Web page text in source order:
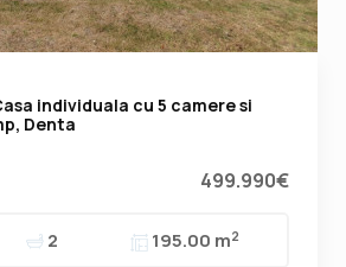
individuala cu 5 camere si
Denta
499.990€
2 195.00 m2